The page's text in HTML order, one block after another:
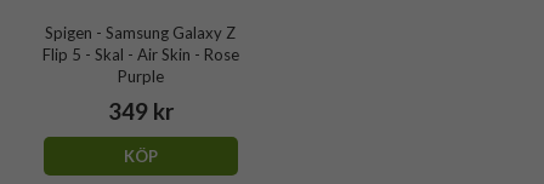
Spigen - Samsung Galaxy Z
Flip 5 - Skal - Air Skin - Rose
Purple
349 kr
KÖP